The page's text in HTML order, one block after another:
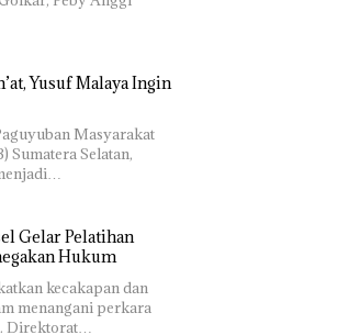
Yusuf Malaya Ingin
Masyarakat
Sumatera Selatan,
Gelar Pelatihan
Hukum
kecakapan dan
menangani perkara
Direktorat…